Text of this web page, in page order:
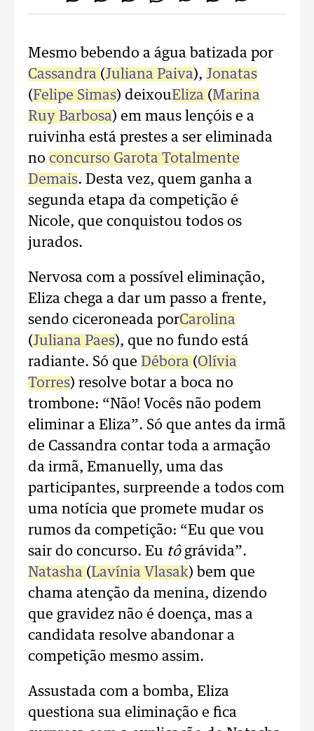
Mesmo bebendo a água batizada por
Cassandra (Juliana Paiva), Jonatas
(Felipe Simas) deixouEliza (Marina
Ruy Barbosa) em maus lençóis e a
ruivinha está prestes a ser eliminada
no concurso Garota Totalmente
Demais. Desta vez, quem ganha a
segunda etapa da competição é
Nicole, que conquistou todos os
jurados.
Nervosa com a possível eliminação,
Eliza chega a dar um passo a frente,
sendo ciceroneada porCarolina
(Juliana Paes), que no fundo está
radiante. Só que Débora (Olívia
Torres) resolve botar a boca no
trombone: “Não! Vocês não podem
eliminar a Eliza”. Só que antes da irmã
de Cassandra contar toda a armação
da irmã, Emanuelly, uma das
participantes, surpreende a todos com
uma notícia que promete mudar os
rumos da competição: “Eu que vou
sair do concurso. Eu tôgrávida”.
Natasha (Lavínia Vlasak) bem que
chama atenção da menina, dizendo
que gravidez não é doença, mas a
candidata resolve abandonar a
competição mesmo assim.
Assustada com a bomba, Eliza
questiona sua eliminação e fica